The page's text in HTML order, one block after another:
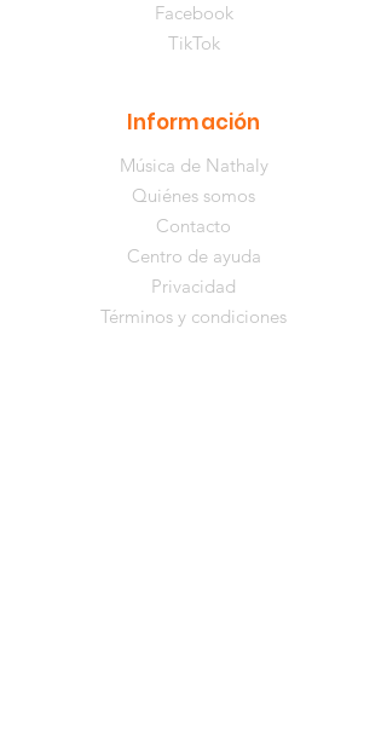
Facebook
TikTok
Información
Música de Nathaly
Quiénes somos
Contacto
Centro de ayuda
Privacidad
Términos y condiciones